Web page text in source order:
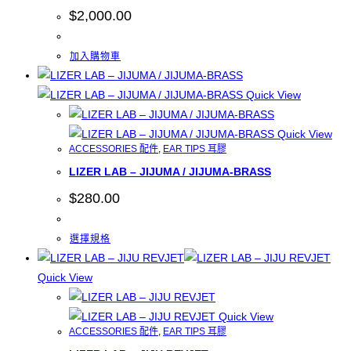
$2,000.00
加入購物車
Quick View
Quick View
ACCESSORIES 配件 EAR TIPS 耳膠
LIZER LAB – JIJUMA / JIJUMA-BRASS
$280.00
選擇規格
產
有
多
種
Quick View
Quick View
ACCESSORIES 配件 EAR TIPS 耳膠